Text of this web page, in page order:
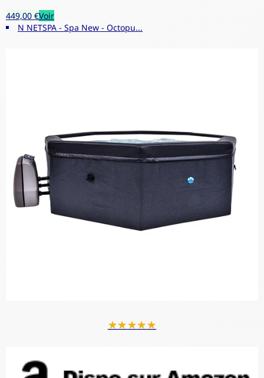
449,00 €Voir
N NETSPA - Spa New - Octopu...
★★★★★